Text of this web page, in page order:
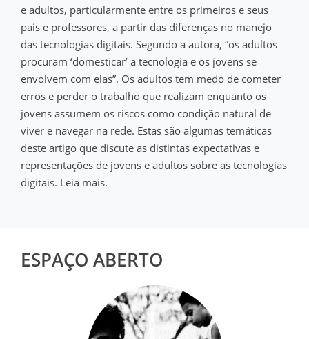
e adultos, particularmente entre os primeiros e seus
pais e professores, a partir das diferenças no manejo
das tecnologias digitais. Segundo a autora, “os adultos
procuram ‘domesticar’ a tecnologia e os jovens se
envolvem com elas”. Os adultos tem medo de cometer
erros e perder o trabalho que realizam enquanto os
jovens assumem os riscos como condição natural de
viver e navegar na rede. Estas são algumas temáticas
deste artigo que discute as distintas expectativas e
representações de jovens e adultos sobre as tecnologias
digitais. Leia mais.
ESPAÇO ABERTO